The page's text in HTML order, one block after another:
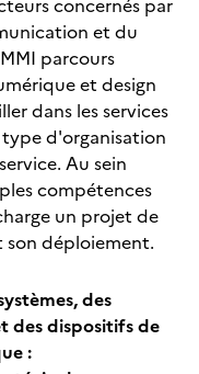
concernés par
et du
parcours
et design
dans les services
d'organisation
Au sein
compétences
un projet de
son déploiement.
des
des dispositifs de
: